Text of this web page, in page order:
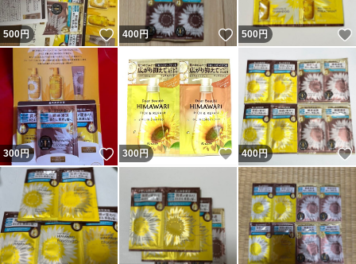
500円 いいね！
400円 いいね！
500円
300円 いいね！
300円 いいね！
400円